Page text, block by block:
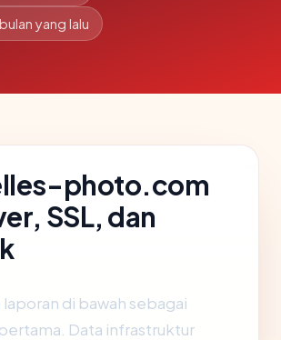
yang lalu
photo.com
SSL, dan
laporan di bawah sebagai
Data infrastruktur